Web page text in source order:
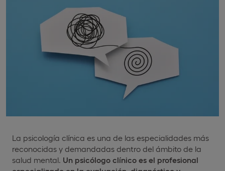
La psicología clínica es una de las especialidades más
reconocidas y demandadas dentro del ámbito de la
salud mental. Un psicólogo clínico es el profesional